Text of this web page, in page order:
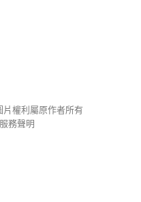
片權利屬原作者所有
服務聲明